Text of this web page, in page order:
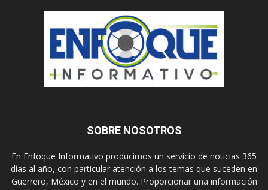
SOBRE NOSOTROS
En Enfoque Informativo producimos un servicio de noticias 365
días al año, con particular atención a los temas que suceden en
Guerrero, México y en el mundo. Proporcionar una información